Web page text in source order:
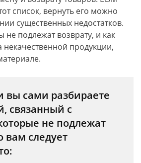
список, вернуть его можно
существенных недостатков.
не подлежат возврату, и как
некачественной продукции,
вы сами разбираете
связанный с
не подлежат
вам следует